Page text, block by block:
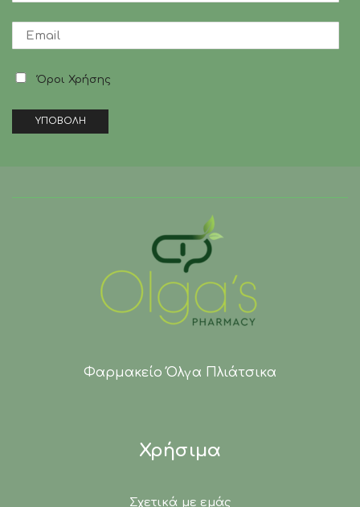
Όροι Χρήσης
Φαρμακείο Όλγα Πλιάτσικα
Χρήσιμα
Σχετικά με εμάς